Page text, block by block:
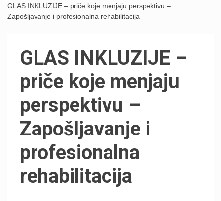
GLAS INKLUZIJE – priče koje menjaju perspektivu –
Zapošljavanje i profesionalna rehabilitacija
GLAS INKLUZIJE –
priče koje menjaju
perspektivu –
Zapošljavanje i
profesionalna
rehabilitacija